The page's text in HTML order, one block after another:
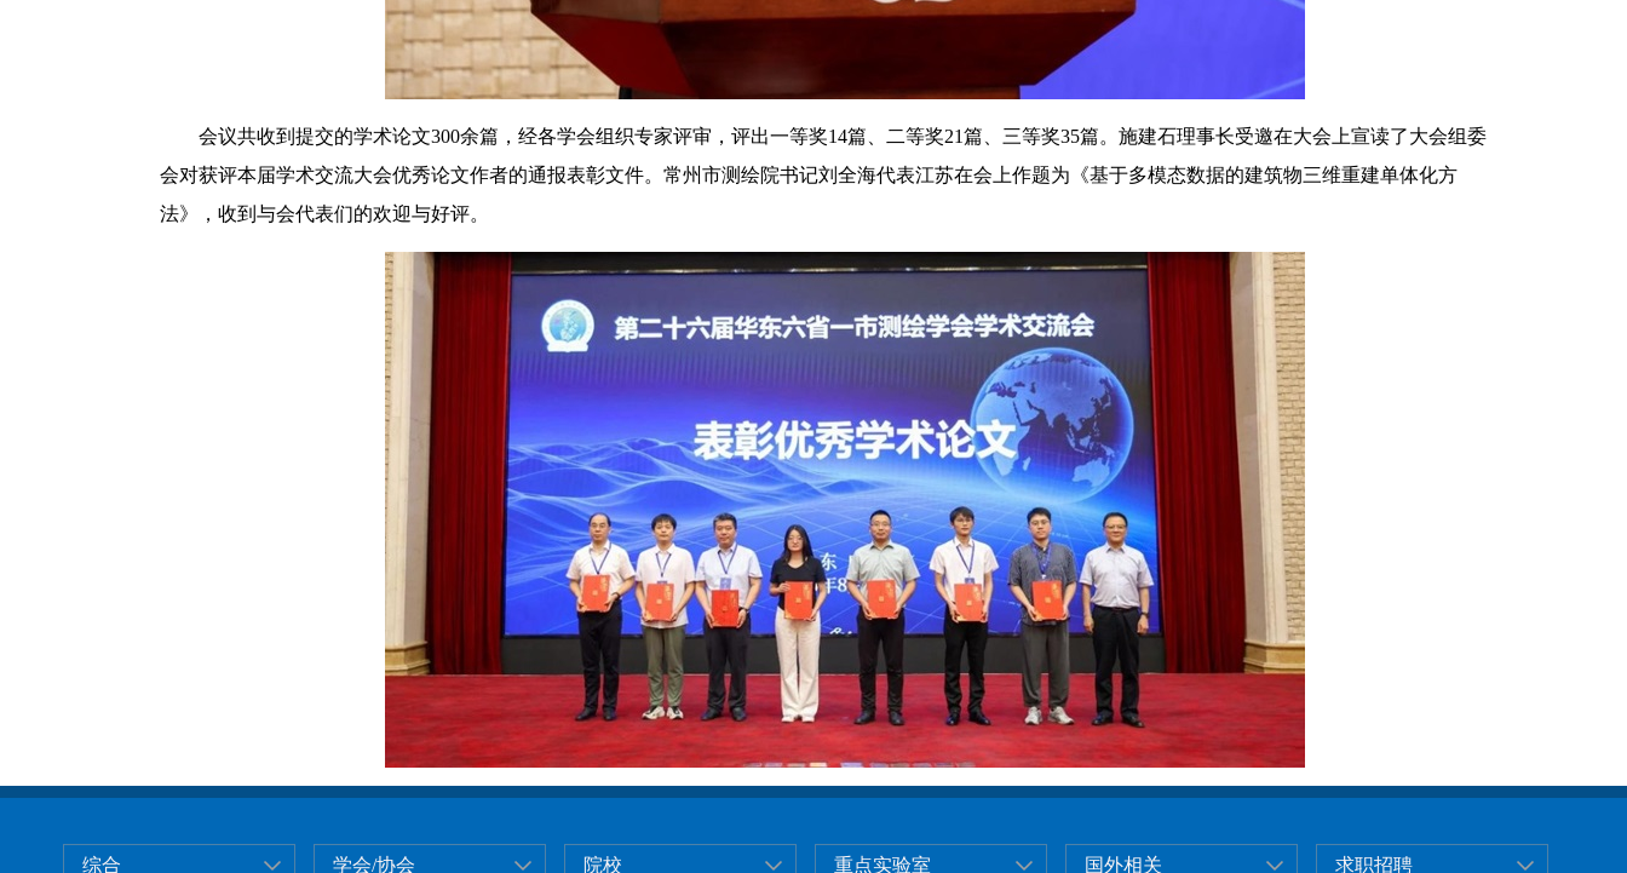
会议共收到提交的学术论文300余篇，经各学会组织专家评审，评出一等奖14篇、二等奖21篇、三等奖35篇。施建石理事长受邀在大会上宣读了大会组委
会对获评本届学术交流大会优秀论文作者的通报表彰文件。常州市测绘院书记刘全海代表江苏在会上作题为《基于多模态数据的建筑物三维重建单体化方
法》，收到与会代表们的欢迎与好评。
综合 学会/协会 院校 重点实验室 国外相关 求职招聘